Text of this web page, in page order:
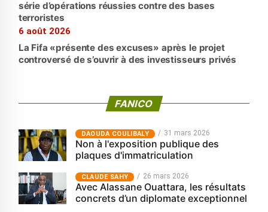
série d’opérations réussies contre des bases
terroristes
6 août 2026
La Fifa «présente des excuses» après le projet
controversé de s’ouvrir à des investisseurs privés
FANICO
‎DAOUDA COULIBALY 31 mars 2026
Non à l'exposition publique des
plaques d'immatriculation
CLAUDE SAHY 26 mars 2026
Avec Alassane Ouattara, les résultats
concrets d’un diplomate exceptionnel